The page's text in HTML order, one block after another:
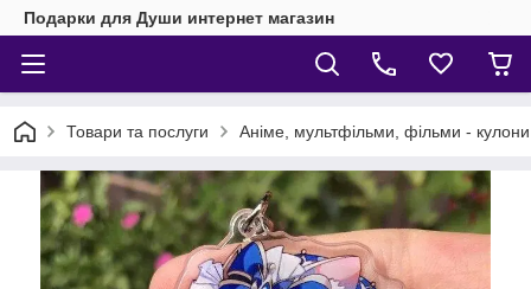
Подарки для Души интернет магазин
Товари та послуги Аніме, мультфільми, фільми -